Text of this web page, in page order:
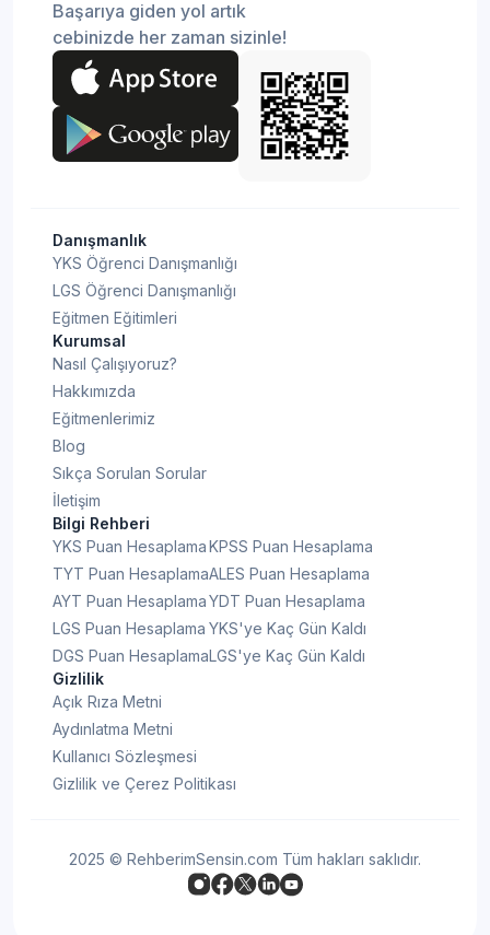
Başarıya giden yol artık
cebinizde her zaman sizinle!
Danışmanlık
YKS Öğrenci Danışmanlığı
LGS Öğrenci Danışmanlığı
Eğitmen Eğitimleri
Kurumsal
Nasıl Çalışıyoruz?
Hakkımızda
Eğitmenlerimiz
Blog
Sıkça Sorulan Sorular
İletişim
Bilgi Rehberi
YKS Puan Hesaplama
TYT Puan Hesaplama
AYT Puan Hesaplama
LGS Puan Hesaplama
DGS Puan Hesaplama
KPSS Puan Hesaplama
ALES Puan Hesaplama
YDT Puan Hesaplama
YKS'ye Kaç Gün Kaldı
LGS'ye Kaç Gün Kaldı
Gizlilik
Açık Rıza Metni
Aydınlatma Metni
Kullanıcı Sözleşmesi
Gizlilik ve Çerez Politikası
2025 © RehberimSensin.com Tüm hakları saklıdır.